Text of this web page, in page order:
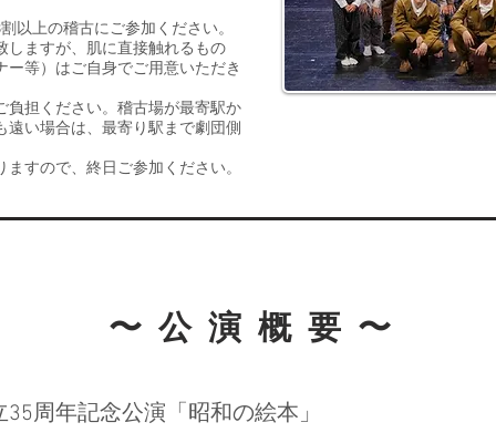
以上の稽古にご参加ください。
しますが、肌に直接触れるもの
等）はご自身でご用意いただき
負担ください。稽古場が最寄駅か
い場合は、最寄り駅まで劇団側
すので、終日ご参加ください。
〜公演概要〜
周年記念公演「昭和の絵本」